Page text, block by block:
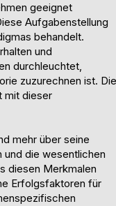
geeignet
Aufgabenstellung
behandelt.
und
durchleuchtet,
zuzurechnen ist. Die
mit dieser
mehr über seine
und die wesentlichen
diesen Merkmalen
Erfolgsfaktoren für